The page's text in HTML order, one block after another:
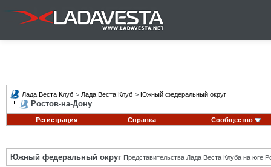
Лада Веста Клуб > Лада Веста Клуб > Южный федеральный округ
Ростов-на-Дону
Регистрация Справка Сообщество
Южный федеральный округ Представительства Лада Веста Клуба на юге